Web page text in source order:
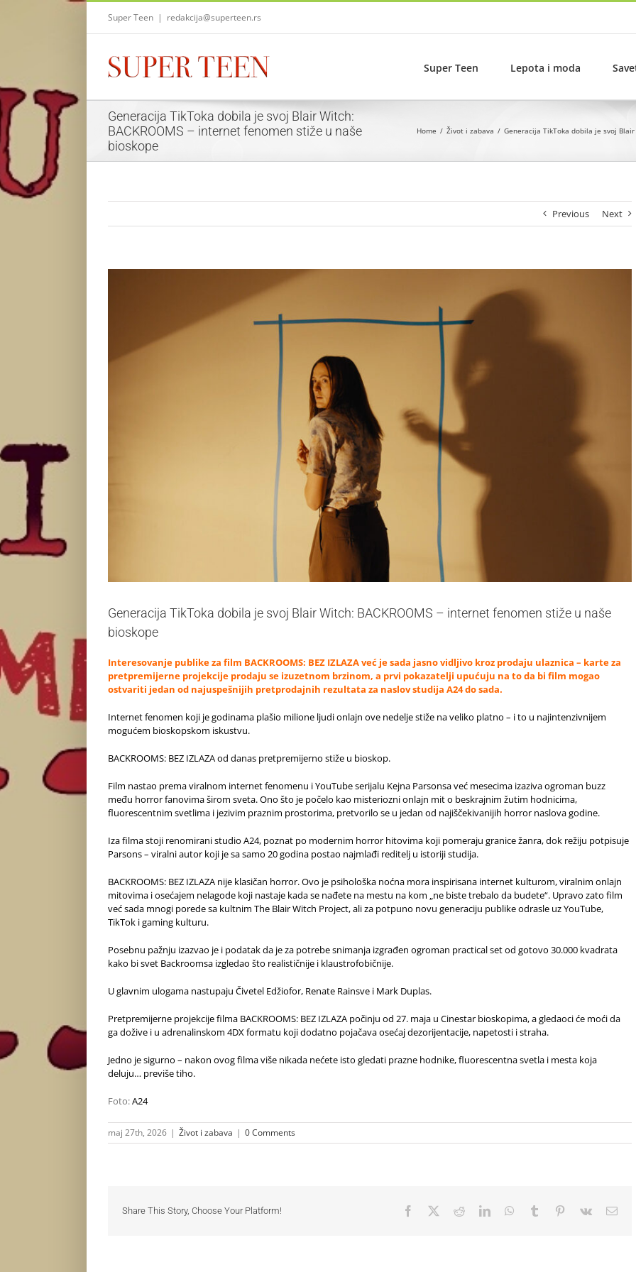
Super Teen | redakcija@superteen.rs
Super Teen Lepota i moda
Generacija TikToka dobila je svoj Blair Witch:
BACKROOMS – internet fenomen stiže u naše
bioskope
Home Život i zabava Generacija TikToka dobila je svoj
Previous Next
Generacija TikToka dobila je svoj Blair Witch: BACKROOMS – internet fenomen stiže u naše
bioskope
Interesovanje publike za film BACKROOMS: BEZ IZLAZA već je sada jasno vidljivo kroz prodaju ulaznica – karte za
pretpremijerne projekcije prodaju se izuzetnom brzinom, a prvi pokazatelji upućuju na to da bi film mogao
ostvariti jedan od najuspešnijih pretprodajnih rezultata za naslov studija A24 do sada.
Internet fenomen koji je godinama plašio milione ljudi onlajn ove nedelje stiže na veliko platno – i to u najintenzivnijem
mogućem bioskopskom iskustvu.
BACKROOMS: BEZ IZLAZA od danas pretpremijerno stiže u bioskop.
Film nastao prema viralnom internet fenomenu i YouTube serijalu Kejna Parsonsa već mesecima izaziva ogroman buzz
među horror fanovima širom sveta. Ono što je počelo kao misteriozni onlajn mit o beskrajnim žutim hodnicima,
fluorescentnim svetlima i jezivim praznim prostorima, pretvorilo se u jedan od najiščekivanijih horror naslova godine.
Iza filma stoji renomirani studio A24, poznat po modernim horror hitovima koji pomeraju granice žanra, dok režiju potpisuje
Parsons – viralni autor koji je sa samo 20 godina postao najmlađi reditelj u istoriji studija.
BACKROOMS: BEZ IZLAZA nije klasičan horror. Ovo je psihološka noćna mora inspirisana internet kulturom, viralnim onlajn
mitovima i osećajem nelagode koji nastaje kada se nađete na mestu na kom „ne biste trebalo da budete“. Upravo zato film
već sada mnogi porede sa kultnim The Blair Witch Project, ali za potpuno novu generaciju publike odrasle uz YouTube,
TikTok i gaming kulturu.
Posebnu pažnju izazvao je i podatak da je za potrebe snimanja izgrađen ogroman practical set od gotovo 30.000 kvadrata
kako bi svet Backroomsa izgledao što realističnije i klaustrofobičnije.
U glavnim ulogama nastupaju Čivetel Edžiofor, Renate Rainsve i Mark Duplas.
Pretpremijerne projekcije filma BACKROOMS: BEZ IZLAZA počinju od 27. maja u Cinestar bioskopima, a gledaoci će moći da
ga dožive i u adrenalinskom 4DX formatu koji dodatno pojačava osećaj dezorijentacije, napetosti i straha.
Jedno je sigurno – nakon ovog filma više nikada nećete isto gledati prazne hodnike, fluorescentna svetla i mesta koja
deluju… previše tiho.
Foto:A24
maj 27th, 2026 | Život i zabava | 0 Comments
Share This Story, Choose Your Platform! Facebook RedditLinkedInWhatsApp
Tumblr Pinterest
Vk